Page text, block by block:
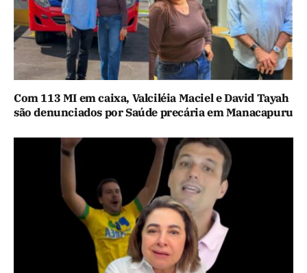
Com 113 MI em caixa, Valciléia Maciel e David Tayah
são denunciados por Saúde precária em Manacapuru